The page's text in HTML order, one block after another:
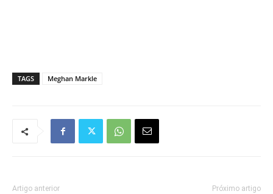
TAGS Meghan Markle
Artigo anterior Próximo artigo